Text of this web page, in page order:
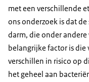
met een verschillende
ons onderzoek is dat
darm, die onder
belangrijke factor is die
verschillen in risico op
het geheel aan